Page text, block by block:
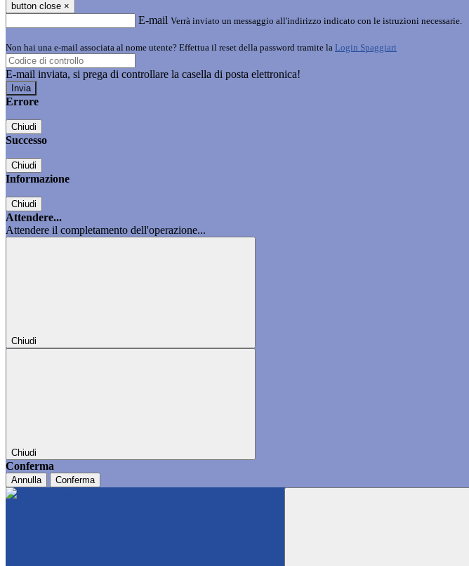
button close ×
E-mail Verrà inviato un messaggio all'indirizzo indicato con le istruzioni necessarie.
Non hai una e-mail associata al nome utente? Effettua il reset della password tramite la Login Spaggiari
E-mail inviata, si prega di controllare la casella di posta elettronica!
Errore
Chiudi
Successo
Chiudi
Informazione
Chiudi
Attendere...
Attendere il completamento dell'operazione...
Chiudi
Chiudi
Conferma
Annulla Conferma